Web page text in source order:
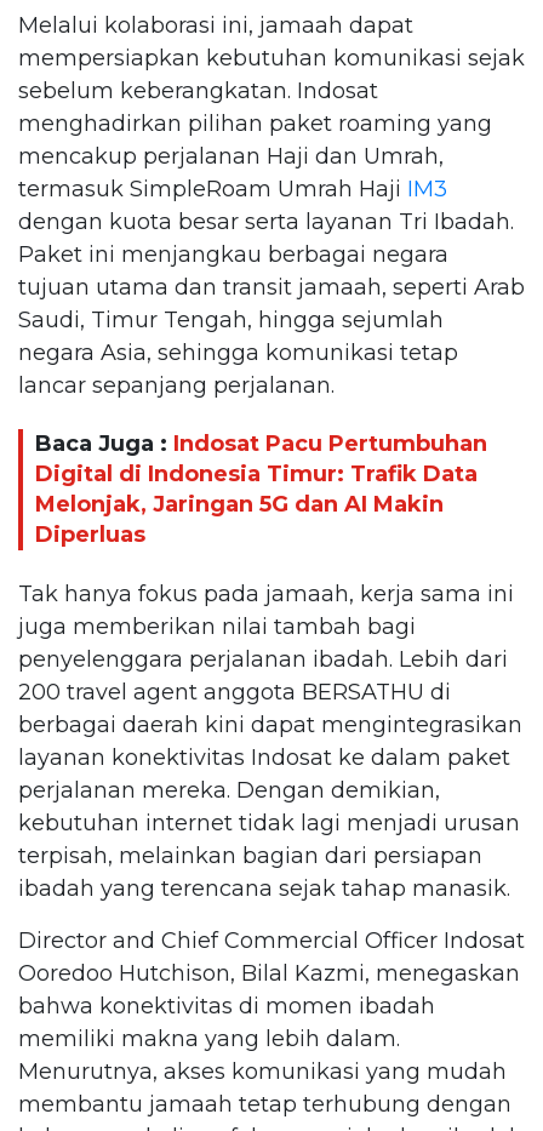
Melalui kolaborasi ini, jamaah dapat
mempersiapkan kebutuhan komunikasi sejak
sebelum keberangkatan. Indosat
menghadirkan pilihan paket roaming yang
mencakup perjalanan Haji dan Umrah,
termasuk SimpleRoam Umrah Haji IM3
dengan kuota besar serta layanan Tri Ibadah.
Paket ini menjangkau berbagai negara
tujuan utama dan transit jamaah, seperti Arab
Saudi, Timur Tengah, hingga sejumlah
negara Asia, sehingga komunikasi tetap
lancar sepanjang perjalanan.
Baca Juga : Indosat Pacu Pertumbuhan
Digital di Indonesia Timur: Trafik Data
Melonjak, Jaringan 5G dan AI Makin
Diperluas
Tak hanya fokus pada jamaah, kerja sama ini
juga memberikan nilai tambah bagi
penyelenggara perjalanan ibadah. Lebih dari
200 travel agent anggota BERSATHU di
berbagai daerah kini dapat mengintegrasikan
layanan konektivitas Indosat ke dalam paket
perjalanan mereka. Dengan demikian,
kebutuhan internet tidak lagi menjadi urusan
terpisah, melainkan bagian dari persiapan
ibadah yang terencana sejak tahap manasik.
Director and Chief Commercial Officer Indosat
Ooredoo Hutchison, Bilal Kazmi, menegaskan
bahwa konektivitas di momen ibadah
memiliki makna yang lebih dalam.
Menurutnya, akses komunikasi yang mudah
membantu jamaah tetap terhubung dengan